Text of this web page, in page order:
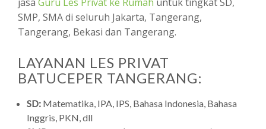
SMP, SMA di seluruh Jakarta, Tangerang,
Tangerang, Bekasi dan Tangerang.
LAYANAN LES PRIVAT
BATUCEPER TANGERANG:
SD: Matematika, IPA, IPS, Bahasa Indonesia, Bahasa
Inggris, PKN, dll